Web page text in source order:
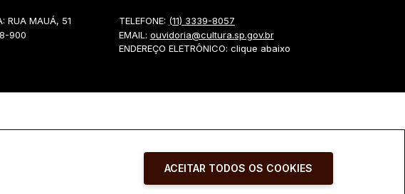
RUA MAUÁ, 51
900
TELEFONE: (11) 3339-8057
EMAIL: ouvidoria@cultura.sp.gov.br
ENDEREÇO ELETRÔNICO: clique abaixo
ACEITAR TODOS OS COOKIES